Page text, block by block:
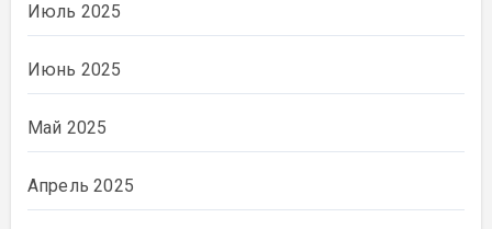
Июль 2025
Июнь 2025
Май 2025
Апрель 2025